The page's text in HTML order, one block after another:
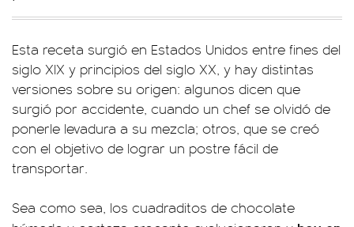
Esta receta surgió en Estados Unidos entre fines del
siglo XIX y principios del siglo XX, y hay distintas
versiones sobre su origen: algunos dicen que
surgió por accidente, cuando un chef se olvidó de
ponerle levadura a su mezcla; otros, que se creó
con el objetivo de lograr un postre fácil de
transportar.
Sea como sea, los cuadraditos de chocolate